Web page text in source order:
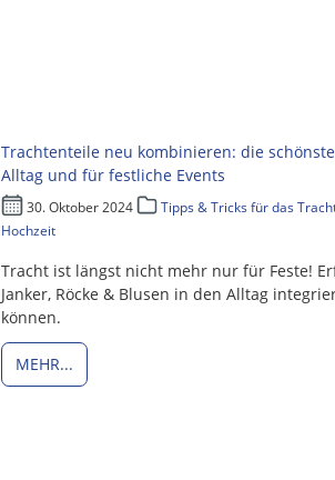
Trachtenteile neu kombinieren: die
Alltag und für festliche Events
30. Oktober 2024
Tipps & Tricks für das
Hochzeit
Tracht ist längst nicht mehr nur für Feste!
Janker, Röcke & Blusen in den Alltag
können.
MEHR...